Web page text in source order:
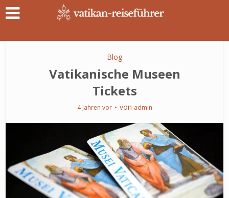
Blog
Vatikanische Museen
Tickets
4 Jahren vor von admin